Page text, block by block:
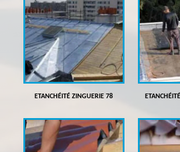
ETANCHÉITÉ ZINGUERIE 78